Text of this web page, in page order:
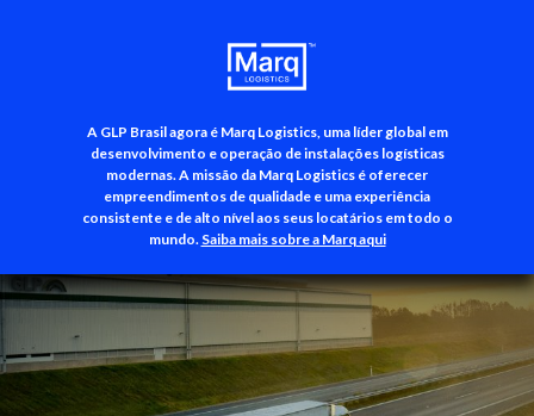
A GLP Brasil agora é Marq Logistics, uma líder global em
desenvolvimento e operação de instalações logísticas
modernas. A missão da Marq Logistics é oferecer
empreendimentos de qualidade e uma experiência
consistente e de alto nível aos seus locatários em todo o
mundo. Saiba mais sobre a Marq aqui
+55 (11) 3500-3700